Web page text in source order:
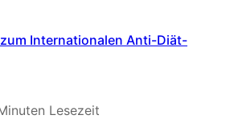
Internationalen Anti-Diät-
Lesezeit